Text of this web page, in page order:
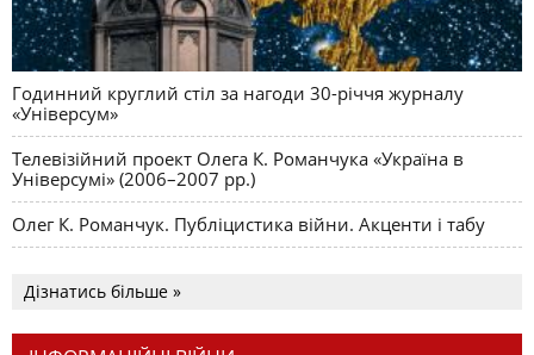
Годинний круглий стіл за нагоди 30-річчя журналу
«Універсум»
Телевізійний проект Олега К. Романчука «Україна в
Універсумі» (2006–2007 рр.)
Олег К. Романчук. Публіцистика війни. Акценти і табу
Дізнатись більше »